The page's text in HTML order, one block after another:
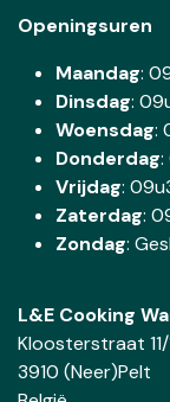
Openingsuren
Maandag:
Dinsdag:
Woensdag:
Donderdag:
Vrijdag:
Zaterdag:
Zondag:
L&E Cooking
Kloosterstraat 11/
3910 (Neer)Pelt